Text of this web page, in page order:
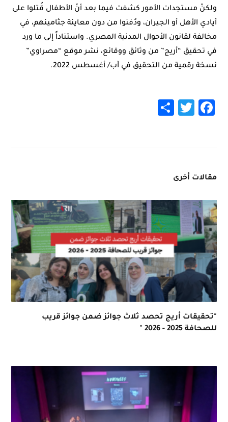
ولكنّ مستجدات الأمور كشفت فيما بعد أنّ الأطفال قُتلوا على
أيادي الأهل أو الجيران، ودُفنوا من دون معاينة جثامينهم، في
مخالفة لقانون الأحوال المدنية المصري. واستناداً إلى ما ورد
في تحقيق “أريج” من وثائق ووقائع، نشر موقع “مصراوي”
نسخة رقمية من التحقيق في آب/ أغسطس 2022.
Facebook
Twitter
مقالات أخرى
"تحقيقات أريج تحصد ثلاث جوائز ضمن جوائز قريب
للصحافة 2025 - 2026 "